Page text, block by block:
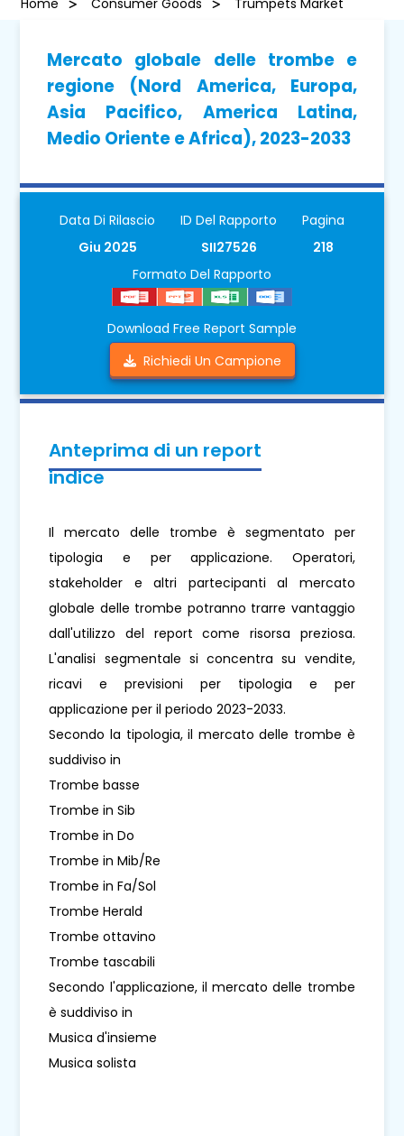
Mercato globale delle trombe e
regione (Nord America, Europa,
Asia Pacifico, America Latina,
Medio Oriente e Africa), 2023-2033
Data Di Rilascio
Giu 2025
ID Del Rapporto
SII27526
Pagina
218
Formato Del Rapporto
Download Free Report Sample
Richiedi Un Campione
Anteprima di un report
indice
Il mercato delle trombe è segmentato per
tipologia e per applicazione. Operatori,
stakeholder e altri partecipanti al mercato
globale delle trombe potranno trarre vantaggio
dall'utilizzo del report come risorsa preziosa.
L'analisi segmentale si concentra su vendite,
ricavi e previsioni per tipologia e per
applicazione per il periodo 2023-2033.
Secondo la tipologia, il mercato delle trombe è
suddiviso in
Trombe basse
Trombe in Sib
Trombe in Do
Trombe in Mib/Re
Trombe in Fa/Sol
Trombe Herald
Trombe ottavino
Trombe tascabili
Secondo l'applicazione, il mercato delle trombe
è suddiviso in
Musica d'insieme
Musica solista